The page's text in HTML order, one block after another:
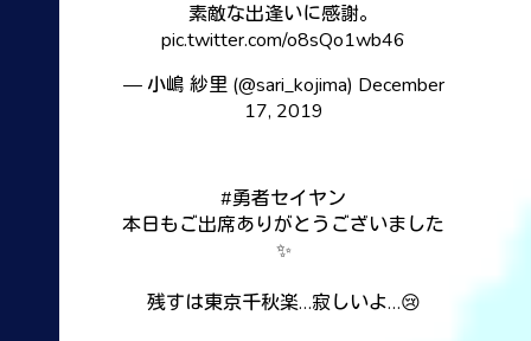
素敵な出逢いに感謝。
pic.twitter.com/o8sQo1wb46
— 小嶋 紗里 (@sari_kojima) December
17, 2019
#勇者セイヤン
本日もご出席ありがとうございました
✨
残すは東京千秋楽…寂しいよ…😢